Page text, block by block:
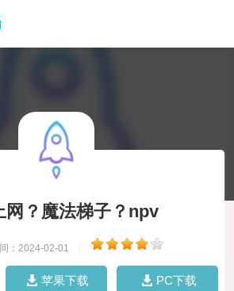
网？魔法梯子？npv
：2024-02-01
苹果下载 PC下载